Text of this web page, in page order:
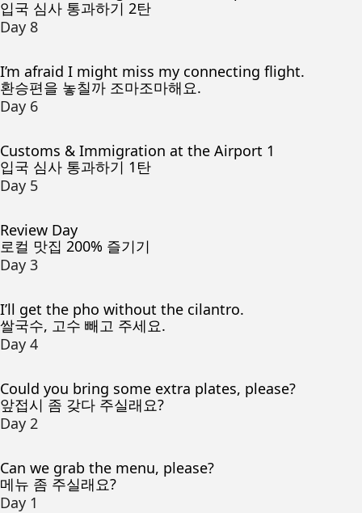
입국 심사 통과하기 2탄
Day 8
I’m afraid I might miss my connecting flight.
환승편을 놓칠까 조마조마해요.
Day 6
Customs & Immigration at the Airport 1
입국 심사 통과하기 1탄
Day 5
Review Day
로컬 맛집 200% 즐기기
Day 3
I’ll get the pho without the cilantro.
쌀국수, 고수 빼고 주세요.
Day 4
Could you bring some extra plates, please?
앞접시 좀 갖다 주실래요?
Day 2
Can we grab the menu, please?
메뉴 좀 주실래요?
Day 1